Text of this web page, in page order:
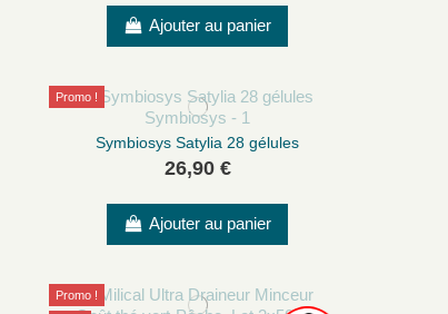
Ajouter au panier
Promo !
Symbiosys Satylia 28 gélules
26,90 €
Ajouter au panier
Promo !